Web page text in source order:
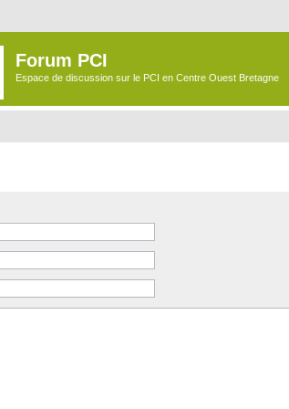
Forum PCI
Espace de discussion sur le PCI en Centre Ouest Bretagne